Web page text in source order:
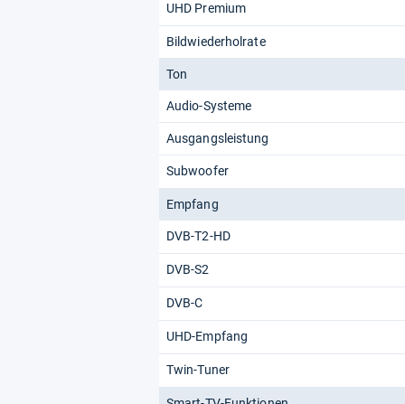
UHD Premium
Bildwiederholrate
Ton
Audio-Systeme
Ausgangsleistung
Subwoofer
Empfang
DVB-T2-HD
DVB-S2
DVB-C
UHD-Empfang
Twin-Tuner